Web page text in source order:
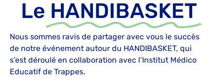
Le HANDIBASKET
Nous sommes ravis de partager avec vous le succès
de notre événement autour du HANDIBASKET, qui
s’est déroulé en collaboration avec l’Institut Médico
Educatif de Trappes.